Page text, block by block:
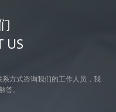
US
方式咨询我们的工作人员，我
答。